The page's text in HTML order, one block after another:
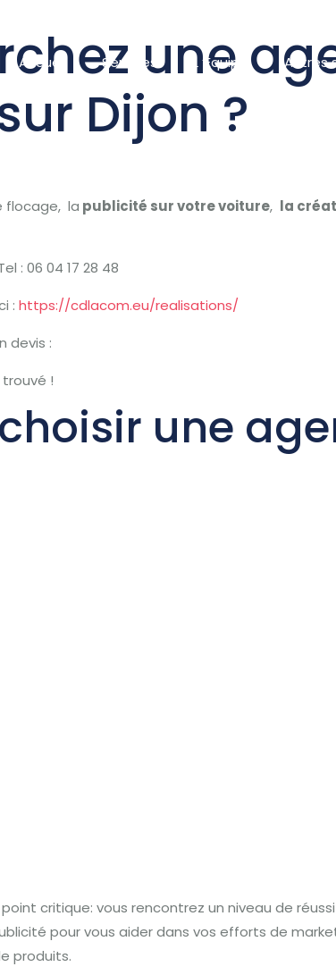
Accueil Services L ‘Equipe Autres
une
Dijon ?
flocage, la publicité sur votre voiture, la
: 06 04 17 28 48
:https://cdlacom.eu/realisations/
devis :
!
une
critique: vous rencontrez un niveau de
pour vous aider dans vos efforts de
produits.